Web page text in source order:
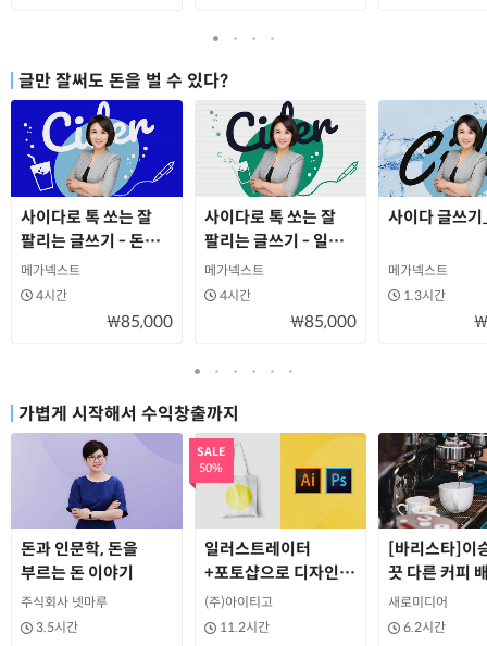
글만 잘써도 돈을 벌 수 있다?
사이다로 톡 쏘는 잘
팔리는 글쓰기 - 돈이
되는 글
메가넥스트
4시간
₩85,000
사이다로 톡 쏘는 잘
팔리는 글쓰기 - 일
잘하는 글
메가넥스트
4시간
₩85,000
사이다 글쓰
메가넥스트
1.3시간
가볍게 시작해서 수익창출까지
돈과 인문학, 돈을
부르는 돈 이야기
주식회사 넷마루
3.5시간
SALE
50%
일러스트레이터
+포토샵으로 디자인
굿즈 만들기
(주)아이티고
11.2시간
[바리스타]이
끗 다른 커피
새로미디어
6.2시간